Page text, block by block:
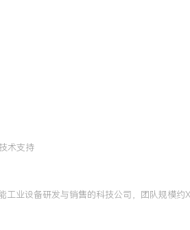
中，主导完成一条小型流水线传送与分拣
准定位功能。
程优化的全链条售后技术工作。技术专长
体系与远程支持平台，将团队问题首解率
程，累计培训超XXX人次，有效降低客户
产场景与痛点，推动XXX项产品改进建议
与数字化工具引入，将客户服务满意度提
术支持
工业设备研发与销售的科技公司，团队规模